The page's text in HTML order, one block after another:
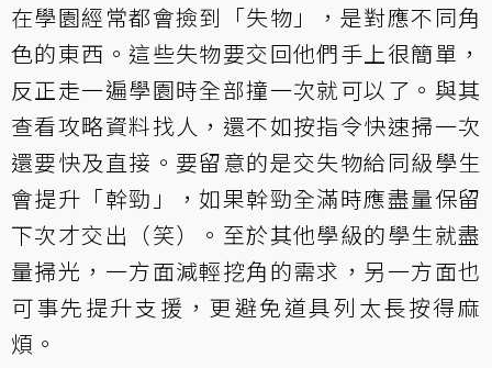
在學園經常都會撿到「失物」，是對應不同角
色的東西。這些失物要交回他們手上很簡單，
反正走一遍學園時全部撞一次就可以了。與其
查看攻略資料找人，還不如按指令快速掃一次
還要快及直接。要留意的是交失物給同級學生
會提升「幹勁」，如果幹勁全滿時應盡量保留
下次才交出（笑）。至於其他學級的學生就盡
量掃光，一方面減輕挖角的需求，另一方面也
可事先提升支援，更避免道具列太長按得麻
煩。